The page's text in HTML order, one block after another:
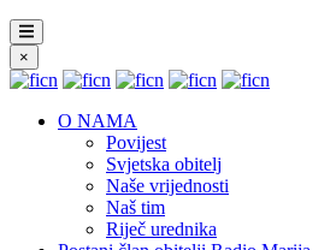
×
O NAMA
Povijest
Svjetska obitelj
Naše vrijednosti
Naš tim
Riječ urednika